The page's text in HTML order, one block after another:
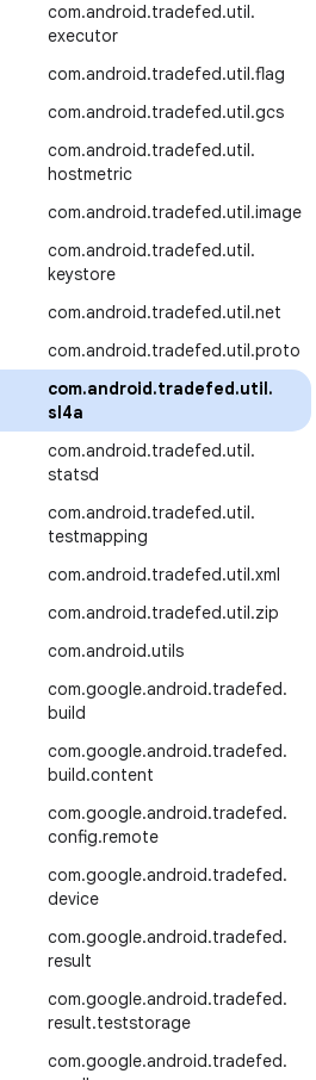
com.android.tradefed.util.
executor
com.android.tradefed.util.flag
com.android.tradefed.util.gcs
com.android.tradefed.util.
hostmetric
com.android.tradefed.util.image
com.android.tradefed.util.
keystore
com.android.tradefed.util.net
com.android.tradefed.util.proto
com.android.tradefed.util.
sl4a
com.android.tradefed.util.
statsd
com.android.tradefed.util.
testmapping
com.android.tradefed.util.xml
com.android.tradefed.util.zip
com.android.utils
com.google.android.tradefed.
build
com.google.android.tradefed.
build.content
com.google.android.tradefed.
config.remote
com.google.android.tradefed.
device
com.google.android.tradefed.
result
com.google.android.tradefed.
result.teststorage
com.google.android.tradefed.